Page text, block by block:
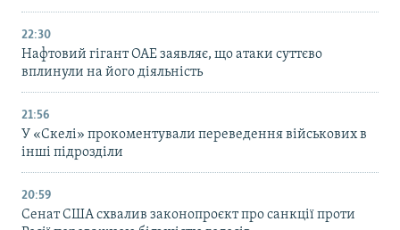
22:30
Нафтовий гігант ОАЕ заявляє, що атаки суттєво
вплинули на його діяльність
21:56
У «Скелі» прокоментували переведення військових в
інші підрозділи
20:59
Cенат США схвалив законопроєкт про санкції проти